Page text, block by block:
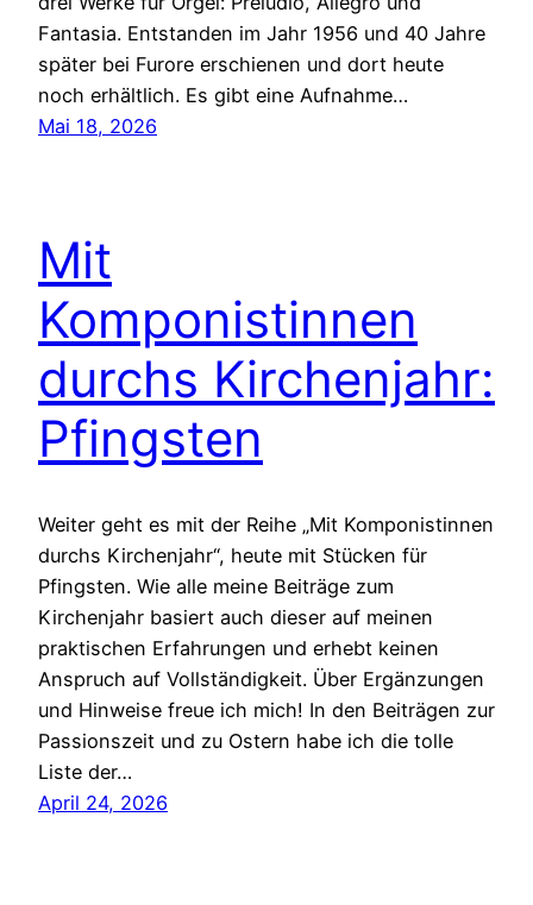
Fantasia. Entstanden im Jahr 1956 und 40 Jahre
später bei Furore erschienen und dort heute
noch erhältlich. Es gibt eine Aufnahme…
Mai 18, 2026
Mit
Komponistinnen
durchs Kirchenjahr:
Pfingsten
Weiter geht es mit der Reihe „Mit Komponistinnen
durchs Kirchenjahr“, heute mit Stücken für
Pfingsten. Wie alle meine Beiträge zum
Kirchenjahr basiert auch dieser auf meinen
praktischen Erfahrungen und erhebt keinen
Anspruch auf Vollständigkeit. Über Ergänzungen
und Hinweise freue ich mich! In den Beiträgen zur
Passionszeit und zu Ostern habe ich die tolle
Liste der…
April 24, 2026